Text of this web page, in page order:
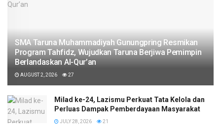
SMA Taruna Muhammadiyah Gunungpring Resmikan
Program Tahfidz, Wujudkan Taruna Berjiwa Pemimpin
Berlandaskan Al-Qur’an
AUGUST 2, 2026 27
Milad ke-24, Lazismu Perkuat Tata Kelola dan
Perluas Dampak Pemberdayaan Masyarakat
JULY 28, 2026 21